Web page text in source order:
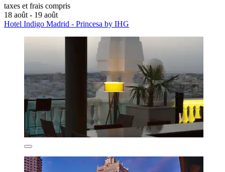
taxes et frais compris
18 août - 19 août
Hotel Indigo Madrid - Princesa by IHG